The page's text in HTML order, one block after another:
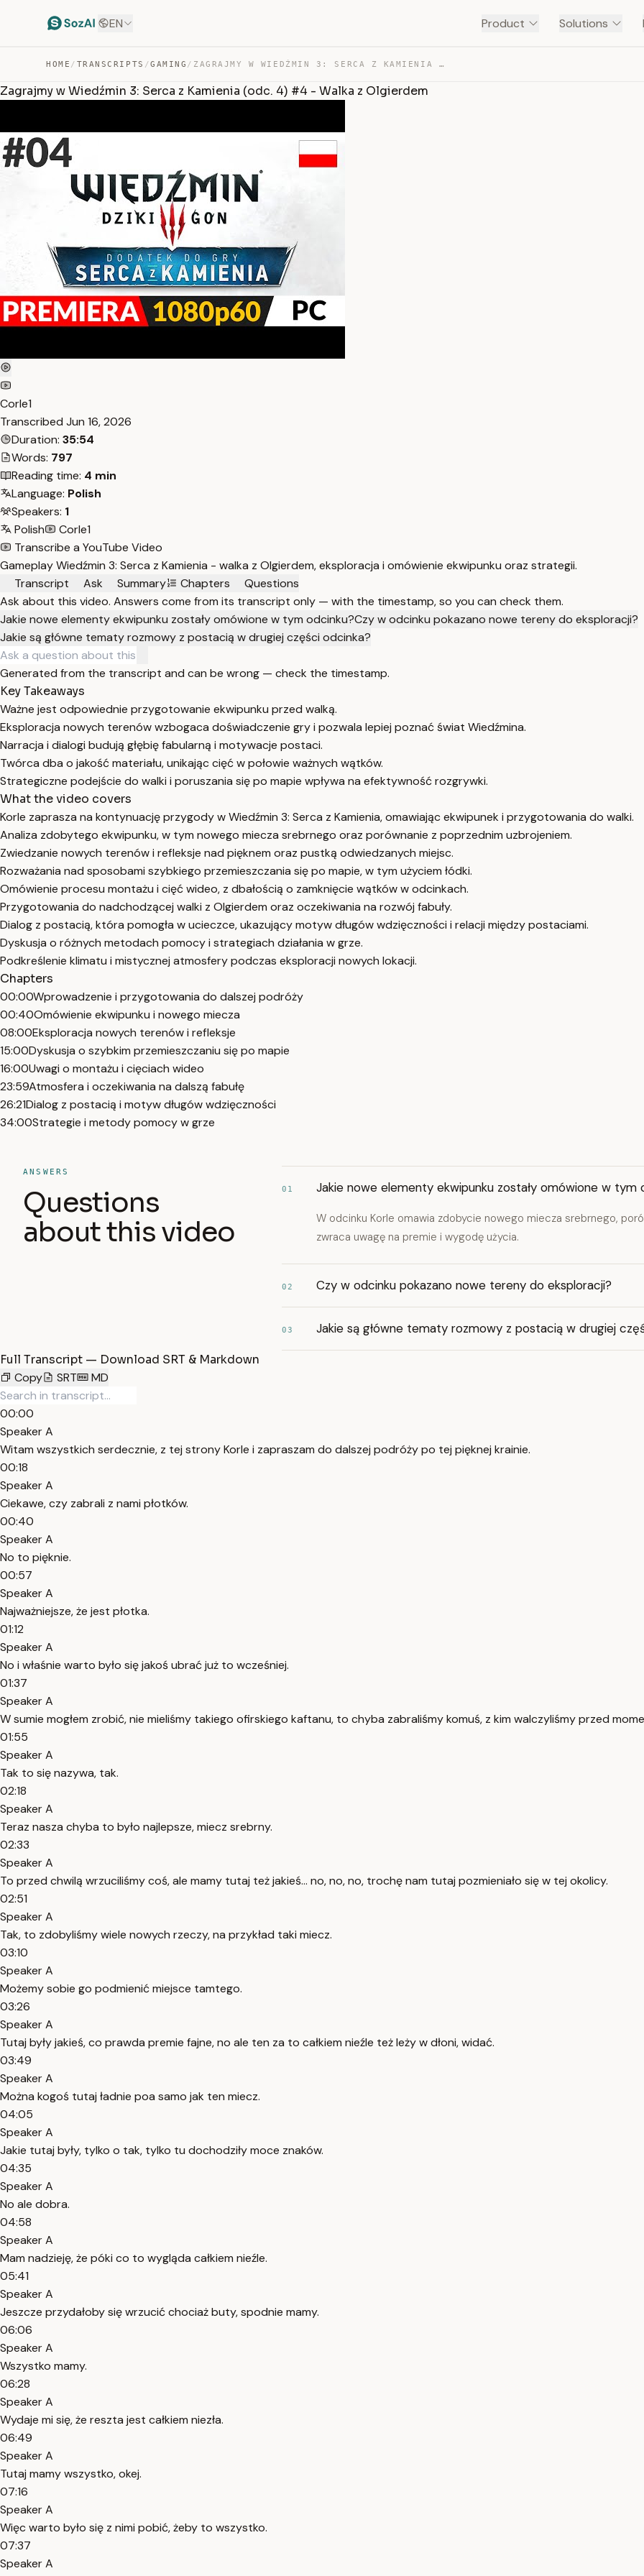
EN Product Solutions
HOME / TRANSCRIPTS /GAMING / ZAGRAJMY W WIEDŹMIN 3: SERCA Z KAMIENIA (ODC. 4) #4 – W… — TRANSCRIPT
Zagrajmy w Wiedźmin 3: Serca z Kamienia (odc. 4) #4 - Walka z Olgierdem
Corle1
Transcribed Jun 16, 2026
Duration: 35:54
Words: 797
Reading time: 4 min
Language: Polish
Speakers: 1
Polish
Corle1
Transcribe a YouTube Video
Gameplay Wiedźmin 3: Serca z Kamienia - walka z Olgierdem, eksploracja i omówienie ekwipunku oraz strategii.
Transcript
Ask Summary Chapters
Questions
Ask about this video. Answers come from its transcript only — with the timestamp, so you can check them.
Jakie nowe elementy ekwipunku zostały omówione w tym odcinku?Czy w odcinku pokazano nowe tereny do eksploracji?
Jakie są główne tematy rozmowy z postacią w drugiej części odcinka?
Generated from the transcript and can be wrong — check the timestamp.
Key Takeaways
Ważne jest odpowiednie przygotowanie ekwipunku przed walką.
Eksploracja nowych terenów wzbogaca doświadczenie gry i pozwala lepiej poznać świat Wiedźmina.
Narracja i dialogi budują głębię fabularną i motywacje postaci.
Twórca dba o jakość materiału, unikając cięć w połowie ważnych wątków.
Strategiczne podejście do walki i poruszania się po mapie wpływa na efektywność rozgrywki.
What the video covers
Korle zaprasza na kontynuację przygody w Wiedźmin 3: Serca z Kamienia, omawiając ekwipunek i przygotowania do walki.
Analiza zdobytego ekwipunku, w tym nowego miecza srebrnego oraz porównanie z poprzednim uzbrojeniem.
Zwiedzanie nowych terenów i refleksje nad pięknem oraz pustką odwiedzanych miejsc.
Rozważania nad sposobami szybkiego przemieszczania się po mapie, w tym użyciem łódki.
Omówienie procesu montażu i cięć wideo, z dbałością o zamknięcie wątków w odcinkach.
Przygotowania do nadchodzącej walki z Olgierdem oraz oczekiwania na rozwój fabuły.
Dialog z postacią, która pomogła w ucieczce, ukazujący motyw długów wdzięczności i relacji między postaciami.
Dyskusja o różnych metodach pomocy i strategiach działania w grze.
Podkreślenie klimatu i mistycznej atmosfery podczas eksploracji nowych lokacji.
Chapters
00:00Wprowadzenie i przygotowania do dalszej podróży
00:40Omówienie ekwipunku i nowego miecza
08:00Eksploracja nowych terenów i refleksje
15:00Dyskusja o szybkim przemieszczaniu się po mapie
16:00Uwagi o montażu i cięciach wideo
23:59Atmosfera i oczekiwania na dalszą fabułę
26:21Dialog z postacią i motyw długów wdzięczności
34:00Strategie i metody pomocy w grze
ANSWERS
Questions
about this video
01 Jakie nowe elementy ekwipunku zostały omówione w tym
W odcinku Korle omawia zdobycie nowego miecza srebrnego,
zwraca uwagę na premie i wygodę użycia.
02 Czy w odcinku pokazano nowe tereny do eksploracji?
03 Jakie są główne tematy rozmowy z postacią w drugiej
Full Transcript — Download SRT & Markdown
Copy
SRT MD
00:00
Speaker A
Witam wszystkich serdecznie, z tej strony Korle i zapraszam do dalszej podróży po tej pięknej krainie.
00:18
Speaker A
Ciekawe, czy zabrali z nami płotków.
00:40
Speaker A
No to pięknie.
00:57
Speaker A
Najważniejsze, że jest płotka.
01:12
Speaker A
No i właśnie warto było się jakoś ubrać już to wcześniej.
01:37
Speaker A
W sumie mogłem zrobić, nie mieliśmy takiego ofirskiego kaftanu, to chyba zabraliśmy komuś, z kim walczyliśmy przed
01:55
Speaker A
Tak to się nazywa, tak.
02:18
Speaker A
Teraz nasza chyba to było najlepsze, miecz srebrny.
02:33
Speaker A
To przed chwilą wrzuciliśmy coś, ale mamy tutaj też jakieś... no, no, no, trochę nam tutaj pozmieniało się w tej okolicy.
02:51
Speaker A
Tak, to zdobyliśmy wiele nowych rzeczy, na przykład taki miecz.
03:10
Speaker A
Możemy sobie go podmienić miejsce tamtego.
03:26
Speaker A
Tutaj były jakieś, co prawda premie fajne, no ale ten za to całkiem nieźle też leży w dłoni, widać.
03:49
Speaker A
Można kogoś tutaj ładnie poa samo jak ten miecz.
04:05
Speaker A
Jakie tutaj były, tylko o tak, tylko tu dochodziły moce znaków.
04:35
Speaker A
No ale dobra.
04:58
Speaker A
Mam nadzieję, że póki co to wygląda całkiem nieźle.
05:41
Speaker A
Jeszcze przydałoby się wrzucić chociaż buty, spodnie mamy.
06:06
Speaker A
Wszystko mamy.
06:28
Speaker A
Wydaje mi się, że reszta jest całkiem niezła.
06:49
Speaker A
Tutaj mamy wszystko, okej.
07:16
Speaker A
Więc warto było się z nimi pobić, żeby to wszystko.
07:37
Speaker A